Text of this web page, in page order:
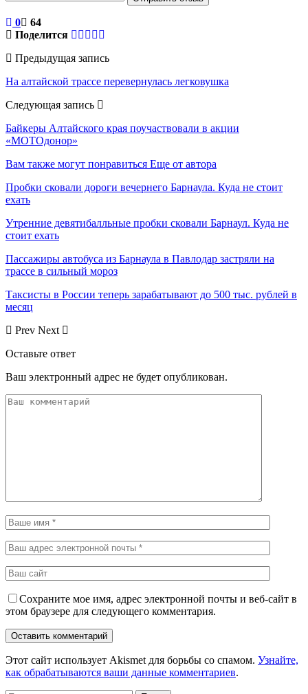
0
64
Поделится
Предыдущая запись
На алтайской трассе перевернулась легковушка
Следующая запись
Байкеры Алтайского края поучаствовали в акции
«МОТОдонор»
Вам также могут понравиться Еще от автора
Пробки сковали дороги вечернего Барнаула. Куда не стоит
ехать
Утренние девятибалльные пробки сковали Барнаул. Куда не
стоит ехать
Пассажиры автобуса из Барнаула в Павлодар застряли на
трассе в сильный мороз
Таксисты в России теперь зарабатывают до 500 тыс. рублей в
месяц
Prev Next
Оставьте ответ
Ваш электронный адрес не будет опубликован.
Сохраните мое имя, адрес электронной почты и веб-сайт в
этом браузере для следующего комментария.
Этот сайт использует Akismet для борьбы со спамом. Узнайте,
как обрабатываются ваши данные комментариев.